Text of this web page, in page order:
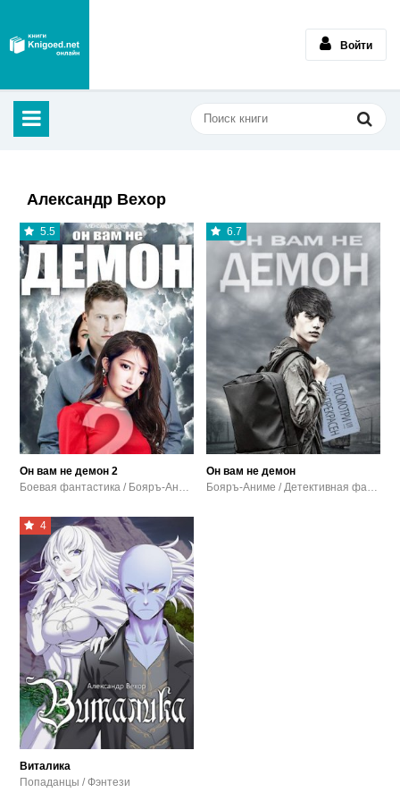
Войти
Александр Вехор
5.5
Он вам не демон 2
Боевая фантастика / Бояръ-Аниме / Детективная фантастика
6.7
Он вам не демон
Бояръ-Аниме / Детективная фантастика / Фэнтези
4
Виталика
Попаданцы / Фэнтези